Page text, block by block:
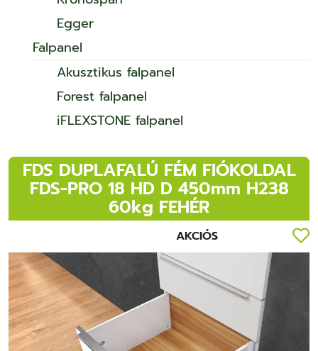
Egger
Falpanel
Akusztikus falpanel
Forest falpanel
iFLEXSTONE falpanel
FDS DUPLAFALÚ FÉM FIÓKOLDAL
FDS-PRO 18 HD D 450mm H238
60kg FEHÉR
AKCIÓS